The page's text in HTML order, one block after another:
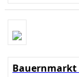
Bauernmarkt